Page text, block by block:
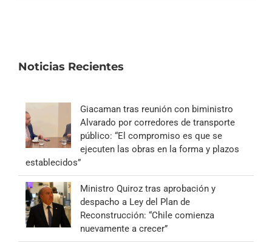
Noticias Recientes
Giacaman tras reunión con biministro
Alvarado por corredores de transporte
público: “El compromiso es que se
ejecuten las obras en la forma y plazos
establecidos”
Ministro Quiroz tras aprobación y
despacho a Ley del Plan de
Reconstrucción: “Chile comienza
nuevamente a crecer”